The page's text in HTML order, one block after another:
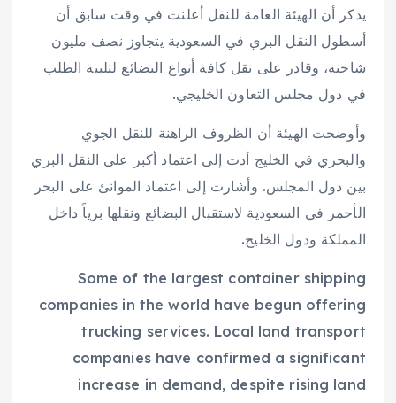
يذكر أن الهيئة العامة للنقل أعلنت في وقت سابق أن
أسطول النقل البري في السعودية يتجاوز نصف مليون
شاحنة، وقادر على نقل كافة أنواع البضائع لتلبية الطلب
في دول مجلس التعاون الخليجي.
وأوضحت الهيئة أن الظروف الراهنة للنقل الجوي
والبحري في الخليج أدت إلى اعتماد أكبر على النقل البري
بين دول المجلس. وأشارت إلى اعتماد الموانئ على البحر
الأحمر في السعودية لاستقبال البضائع ونقلها برياً داخل
المملكة ودول الخليج.
Some of the largest container shipping
companies in the world have begun offering
trucking services. Local land transport
companies have confirmed a significant
increase in demand, despite rising land